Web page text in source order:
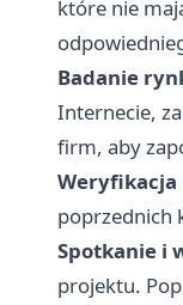
które nie
Badanie
Internecie,
firm, aby
poprzednich
Spotkanie i
projektu.